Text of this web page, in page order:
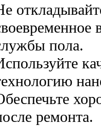
пола.
ремонта.